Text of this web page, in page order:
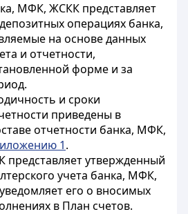
МФК, ЖСКК представляет
операциях банка,
на основе данных
и отчетности,
форме и за
и сроки
приведены в
отчетности банка, МФК,
1.
утвержденный
учета банка, МФК,
его о вносимых
в План счетов.